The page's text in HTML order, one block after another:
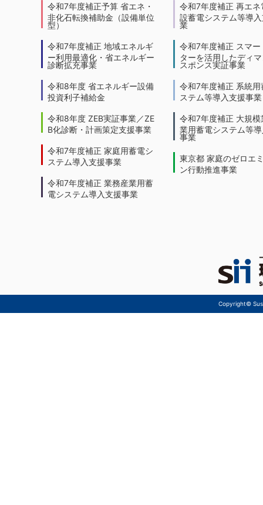
令和7年度補正予算 省エネ・
非化石転換補助金（設備単位
型）
令和7年度補正 地域エネルギ
ー利用最適化・省エネルギー
診断拡充事業
令和8年度 省エネルギー設備
投資利子補給金
令和8年度 ZEB実証事業／ZE
B化診断・計画策定支援事業
令和7年度補正 家庭用蓄電シ
ステム導入支援事業
令和7年度補正 業務産業用蓄
電システム導入支援事業
令和7年度補正 再エネ
設蓄電システム等導
業
令和7年度補正 スマー
ターを活用したディ
スポンス実証事業
令和7年度補正 系統用
ステム等導入支援事業
令和7年度補正 大規模
業用蓄電システム等
事業
東京都 家庭のゼロエ
ン行動推進事業
Copyright©